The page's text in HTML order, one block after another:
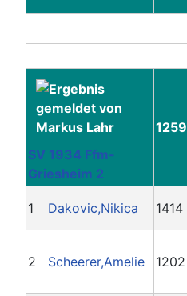
SV 1934 Ffm-
Griesheim 2
1259
1 Dakovic,Nikica 1414
2 Scheerer,Amelie 1202